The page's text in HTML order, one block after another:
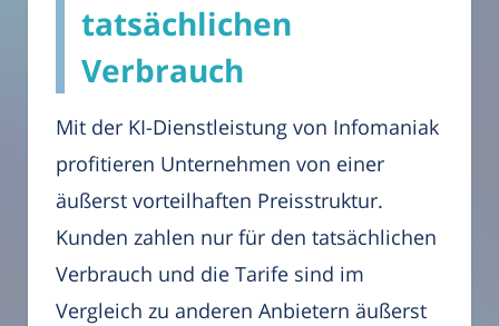
tatsächlichen
Verbrauch
Mit der KI-Dienstleistung von Infomaniak
profitieren Unternehmen von einer
äußerst vorteilhaften Preisstruktur.
Kunden zahlen nur für den tatsächlichen
Verbrauch und die Tarife sind im
Vergleich zu anderen Anbietern äußerst